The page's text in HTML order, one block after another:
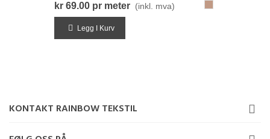
kr 69.00 pr meter (inkl. mva)
Legg I Kurv
KONTAKT RAINBOW TEKSTIL